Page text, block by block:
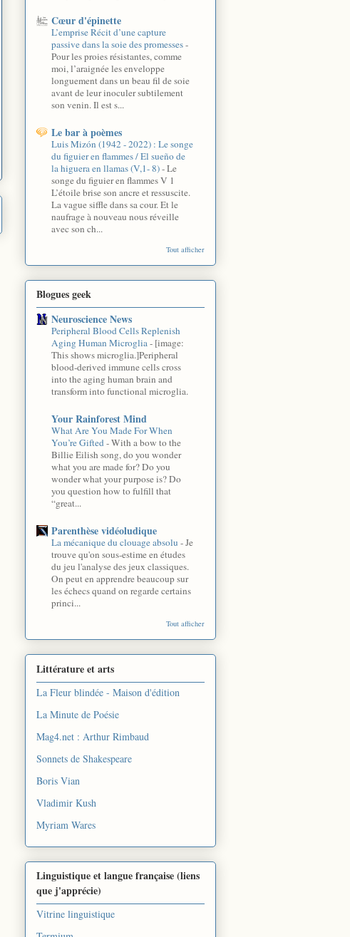
Cœur d'épinette
L’emprise Récit d’une capture
passive dans la soie des promesses-
Pour les proies résistantes, comme
moi, l’araignée les enveloppe
longuement dans un beau fil de soie
avant de leur inoculer subtilement
son venin. Il est s...
Le bar à poèmes
Luis Mizón (1942 - 2022) : Le songe
du figuier en flammes / El sueño de
la higuera en llamas (V,1- 8)-Le
songe du figuier en flammes V 1
L’étoile brise son ancre et ressuscite.
La vague siffle dans sa cour. Et le
naufrage à nouveau nous réveille
avec son ch...
Tout afficher
Blogues geek
Neuroscience News
Peripheral Blood Cells Replenish
Aging Human Microglia- [image:
This shows microglia.]Peripheral
blood-derived immune cells cross
into the aging human brain and
transform into functional microglia.
Your Rainforest Mind
What Are You Made For When
You’re Gifted-With a bow to the
Billie Eilish song, do you wonder
what you are made for? Do you
wonder what your purpose is? Do
you question how to fulfill that
“great...
Parenthèse vidéoludique
La mécanique du clouage absolu -Je
trouve qu'on sous-estime en études
du jeu l'analyse des jeux classiques.
On peut en apprendre beaucoup sur
les échecs quand on regarde certains
princi...
Tout afficher
Littérature et arts
La Fleur blindée - Maison d'édition
La Minute de Poésie
Mag4.net : Arthur Rimbaud
Sonnets de Shakespeare
Boris Vian
Vladimir Kush
Myriam Wares
Linguistique et langue française (liens
que j'apprécie)
Vitrine linguistique